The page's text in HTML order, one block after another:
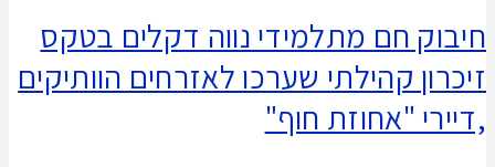
חיבוק חם מתלמידי נווה דקלים בטקס
זיכרון קהילתי שערכו לאזרחים הוותיקים
,דיירי "אחוזת חוף"